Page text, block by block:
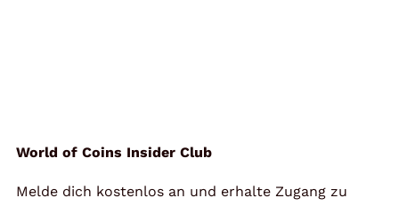
World of Coins Insider Club
Melde dich kostenlos an und erhalte Zugang zu